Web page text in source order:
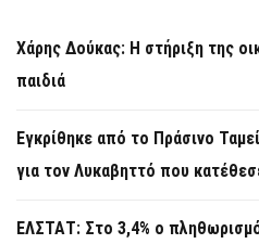
Χάρης Δούκας: Η στήριξη της
παιδιά
Εγκρίθηκε από το Πράσινο
για τον Λυκαβηττό που
ΕΛΣΤΑΤ: Στο 3,4% ο